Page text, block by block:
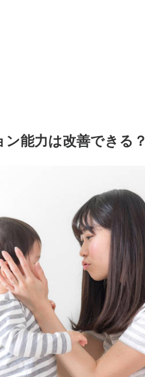
能力は改善できる？